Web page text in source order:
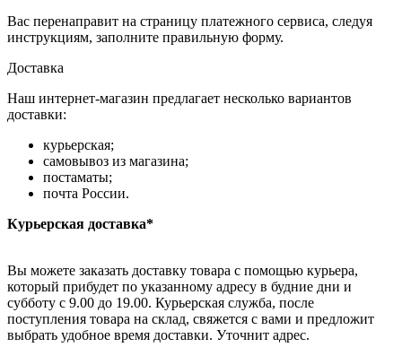
Вас перенаправит на страницу платежного сервиса, следуя
инструкциям, заполните правильную форму.
Доставка
Наш интернет-магазин предлагает несколько вариантов
доставки:
курьерская;
самовывоз из магазина;
постаматы;
почта России.
Курьерская доставка*
Вы можете заказать доставку товара с помощью курьера,
который прибудет по указанному адресу в будние дни и
субботу с 9.00 до 19.00. Курьерская служба, после
поступления товара на склад, свяжется с вами и предложит
выбрать удобное время доставки. Уточнит адрес.